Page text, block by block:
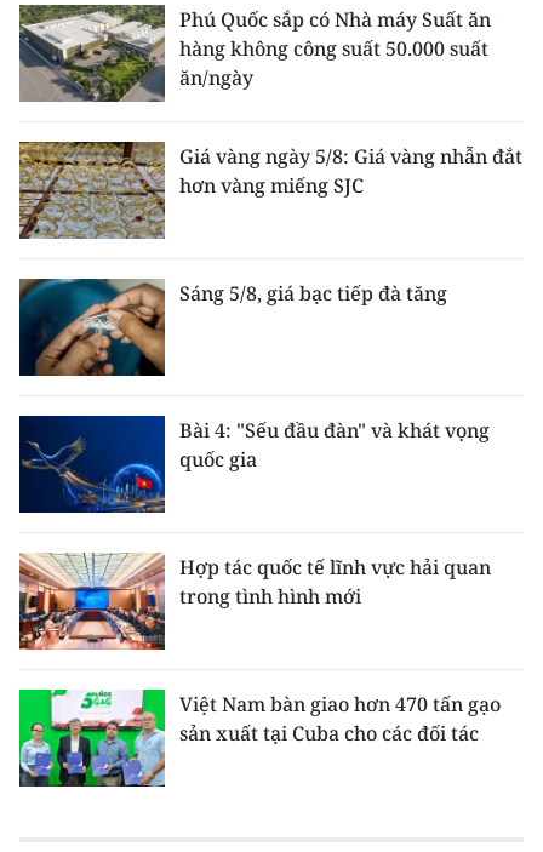
Phú Quốc sắp có Nhà máy Suất ăn
hàng không công suất 50.000 suất
ăn/ngày
Giá vàng ngày 5/8: Giá vàng nhẫn đắt
hơn vàng miếng SJC
Sáng 5/8, giá bạc tiếp đà tăng
Bài 4: "Sếu đầu đàn" và khát vọng
quốc gia
Hợp tác quốc tế lĩnh vực hải quan
trong tình hình mới
Việt Nam bàn giao hơn 470 tấn gạo
sản xuất tại Cuba cho các đối tác